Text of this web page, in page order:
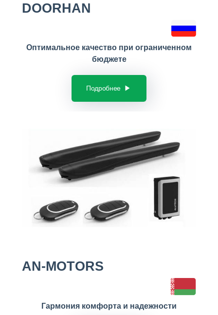
DOORHAN
Оптимальное качество при ограниченном
бюджете
Подробнее
AN-MOTORS
Гармония комфорта и надежности